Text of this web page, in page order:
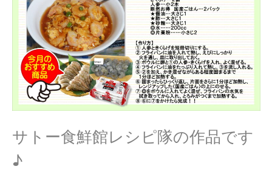
サトー食鮮館レシピ隊の作品です
♪